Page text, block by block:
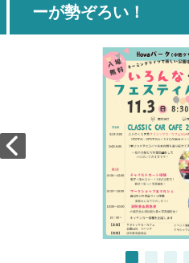
ーが勢ぞろい！